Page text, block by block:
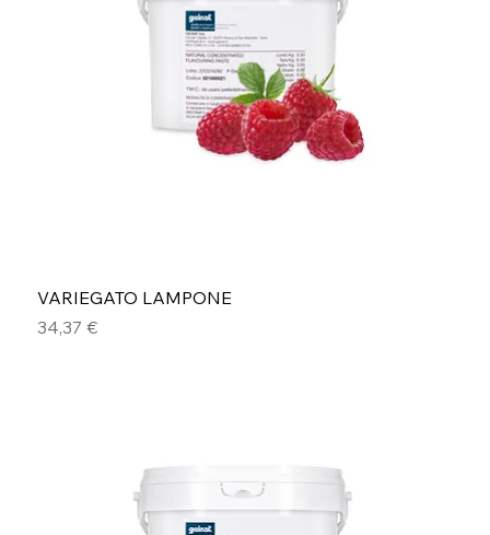
VARIEGATO LAMPONE
Prezzo
34,37 €